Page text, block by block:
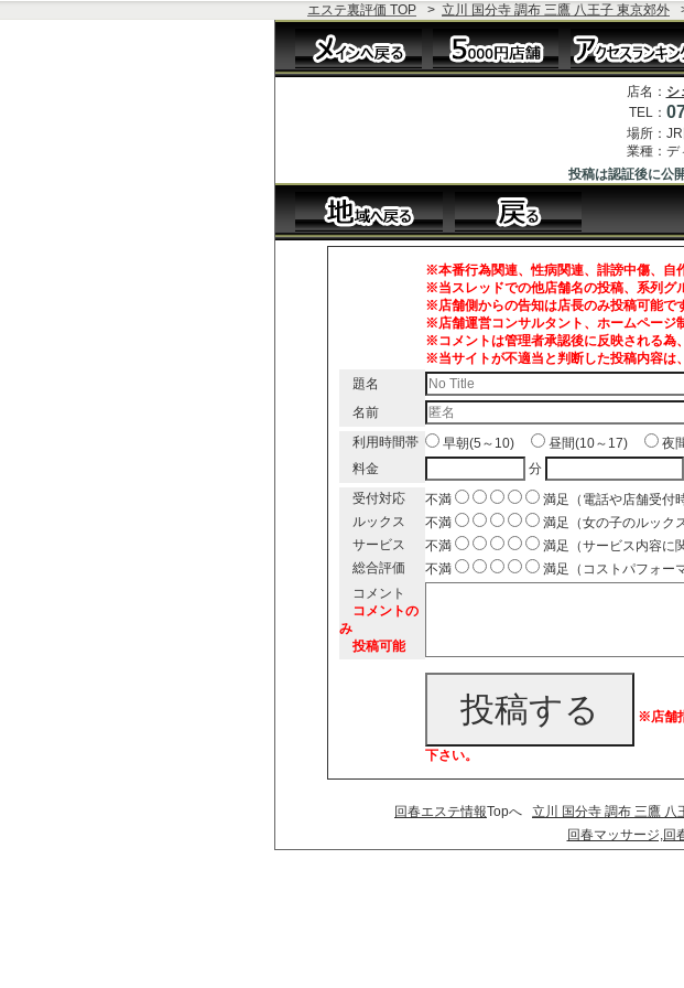
エステ裏評価 TOP > 立川 国分寺 調布 三鷹 八王子 東京郊外
店名： シ
TEL：
場所：
業種： デ
投稿は認証後に公
※本番行為関連、性病関連、誹謗中傷、自
※当スレッドでの他店舗名の投稿、系列グ
※店舗側からの告知は店長のみ投稿可能で
※店舗運営コンサルタント、ホームページ
※コメントは管理者承認後に反映される為
※当サイトが不適当と判断した投稿内容は
題名
名前
利用時間帯
早朝(5～10) 昼間(10～17) 夜
料金
分
受付対応
不満
満足（電話や店舗受付
ルックス
不満
満足（女の子のルック
サービス
不満
満足（サービス内容に
総合評価
不満
満足（コストパフォー
コメント
コメントの
み
投稿可能
投稿する ※店舗
下さい。
回春エステ情報Topへ 立川 国分寺 調布 三鷹 八
回春マッサージ,回